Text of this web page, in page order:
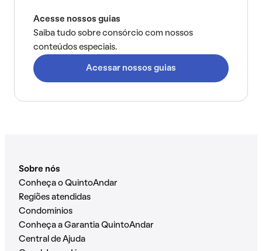
Acesse nossos guias
Saiba tudo sobre consórcio com nossos
conteúdos especiais.
Acessar nossos guias
Sobre nós
Conheça o QuintoAndar
Regiões atendidas
Condomínios
Conheça a Garantia QuintoAndar
Central de Ajuda